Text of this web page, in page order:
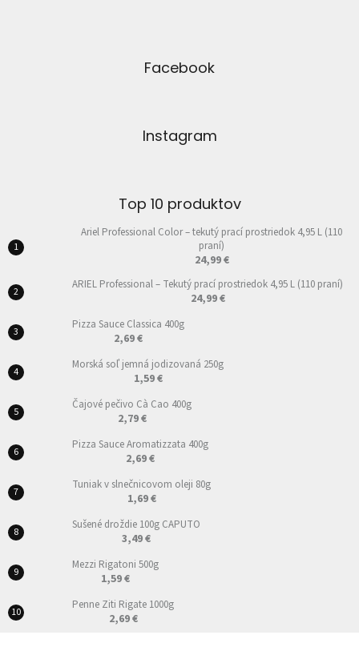
Facebook
Instagram
Top 10 produktov
Ariel Professional Color – tekutý prací prostriedok 4,95 L (110
praní)
24,99 €
ARIEL Professional – Tekutý prací prostriedok 4,95 L (110 praní)
24,99 €
Pizza Sauce Classica 400g
2,69 €
Morská soľ jemná jodizovaná 250g
1,59 €
Čajové pečivo Cà Cao 400g
2,79 €
Pizza Sauce Aromatizzata 400g
2,69 €
Tuniak v slnečnicovom oleji 80g
1,69 €
Sušené droždie 100g CAPUTO
3,49 €
Mezzi Rigatoni 500g
1,59 €
Penne Ziti Rigate 1000g
2,69 €